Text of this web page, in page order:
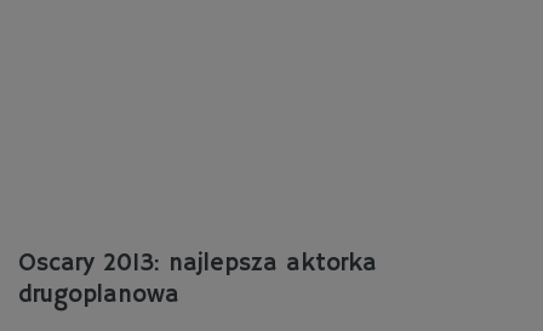
Oscary 2013: najlepsza aktorka
drugoplanowa